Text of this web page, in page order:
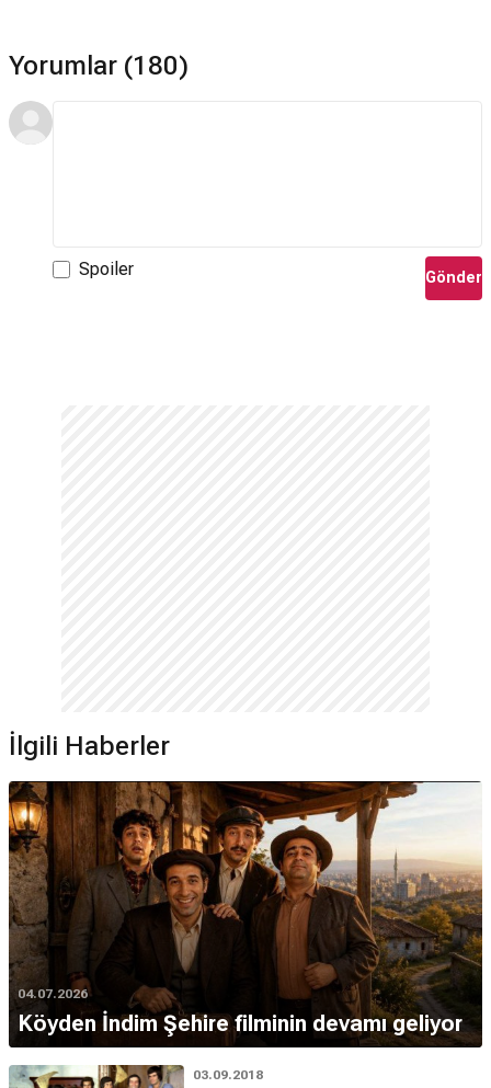
Yorumlar (180)
Spoiler Gönder
İlgili Haberler
04.07.2026
Köyden İndim Şehire filminin devamı geliyor
03.09.2018